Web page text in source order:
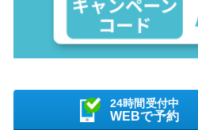
24時間受付中
WEBで予約